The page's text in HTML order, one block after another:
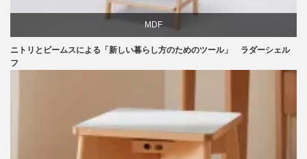
MDF
ライフスタイル
ニトリとビームスによる「新しい暮らし方のためのツール」 ラダーシェル
フ